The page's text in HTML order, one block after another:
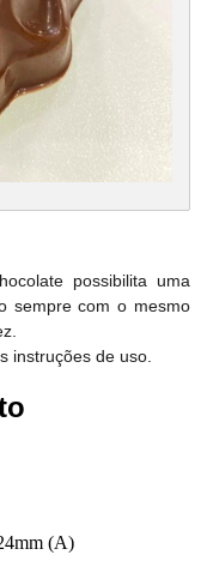
possibilita uma
sempre com o mesmo
instruções de uso.
(A)